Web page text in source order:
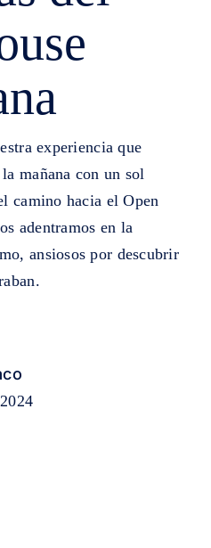
experiencia que
mañana con un sol
camino hacia el Open
adentramos en la
ansiosos por descubrir